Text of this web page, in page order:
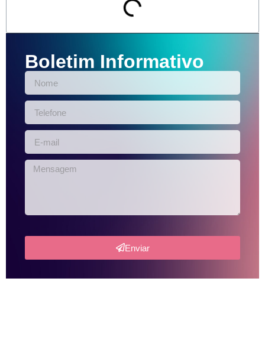
Boletim Informativo
Enviar